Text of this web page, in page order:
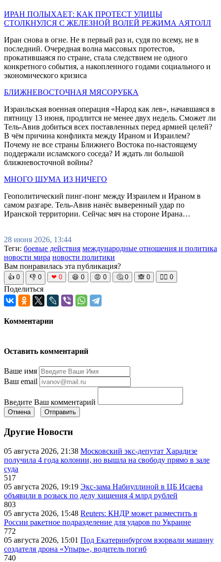
ИРАН ПОЛЫХАЕТ: КАК ПРОТЕСТ УЛИЦЫ
СТОЛКНУЛСЯ С ЖЕЛЕЗНОЙ ВОЛЕЙ РЕЖИМА АЯТОЛЛ
Иран снова в огне. Не в первый раз и, судя по всему, не в
последний. Очередная волна массовых протестов,
прокатившаяся по стране, стала следствием не одного
конкретного события, а накопленного годами социального и
экономического кризиса
БЛИЖНЕВОСТОЧНАЯ МЯСОРУБКА
Израильская военная операция «Народ как лев», начавшаяся в
пятницу 13 июня, продлится не менее двух недель. Сможет ли
Тель-Авив добиться всех поставленных перед армией целей?
В чём причина конфликта между Ираном и Израилем?
Почему не все страны Ближнего Востока по-настоящему
поддержали исламского соседа? И ждать ли большой
ближневосточной войны?
МНОГО ШУМА ИЗ НИЧЕГО
Геополитический пинг-понг между Израилем и Ираном в
самом разгаре. Тель-Авив нанёс выверенный удар по
Иранской территории. Сейчас мяч на стороне Ирана…
28 июня 2026, 13:44
Теги: боевые действия международные отношения и политика
новости мира новости политики
Вам понравилась эта публикация?
👍 0 👎 0 ❤ 0 😆 0 😡 0 🤔 0 🙈 0 🧘‍♀️ 0
Поделиться
Комментарии
Оставить комментарий
Ваше имя
Ваш email
Введите Ваш комментарий
Отмена Отправить
Другие Новости
05 августа 2026, 21:38 Московский экс-депутат Харадизе
получила 4 года колонии, но вышла на свободу прямо в зале
суда
517
05 августа 2026, 19:19 Экс-зама Набиуллиной в ЦБ Исаева
объявили в розыск по делу хищения 4 млрд рублей
803
05 августа 2026, 15:48 Reuters: КНДР может разместить в
России ракетное подразделение для ударов по Украине
772
05 августа 2026, 15:01 Под Екатеринбургом взорвали машину
создателя дрона «Упырь», водитель погиб
740